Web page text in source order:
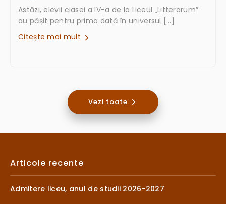
Astăzi, elevii clasei a IV-a de la Liceul „Litterarum”
au pășit pentru prima dată în universul […]
Citește mai mult
Vezi toate
Articole recente
Admitere liceu, anul de studii 2026-2027